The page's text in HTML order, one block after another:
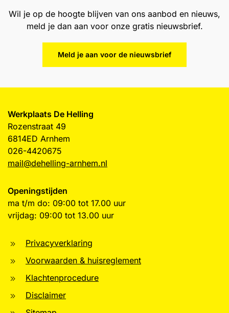
Wil je op de hoogte blijven van ons aanbod en nieuws,
meld je dan aan voor onze gratis nieuwsbrief.
Meld je aan voor de nieuwsbrief
Werkplaats De Helling
Rozenstraat 49
6814ED Arnhem
026-4420675
mail@dehelling-arnhem.nl
Openingstijden
ma t/m do: 09:00 tot 17.00 uur
vrijdag: 09:00 tot 13.00 uur
Privacyverklaring
Voorwaarden & huisreglement
Klachtenprocedure
Disclaimer